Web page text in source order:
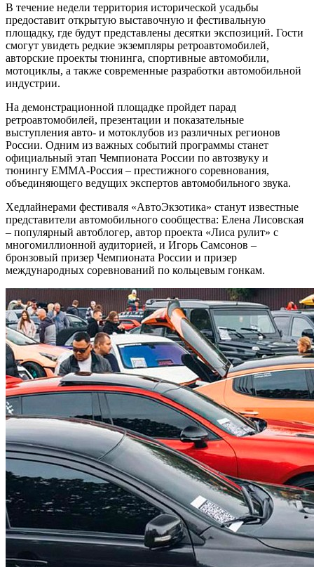
В течение недели территория исторической усадьбы
предоставит открытую выставочную и фестивальную
площадку, где будут представлены десятки экспозиций. Гости
смогут увидеть редкие экземпляры ретроавтомобилей,
авторские проекты тюнинга, спортивные автомобили,
мотоциклы, а также современные разработки автомобильной
индустрии.
На демонстрационной площадке пройдет парад
ретроавтомобилей, презентации и показательные
выступления авто- и мотоклубов из различных регионов
России. Одним из важных событий программы станет
официальный этап Чемпионата России по автозвуку и
тюнингу EMMA-Россия – престижного соревнования,
объединяющего ведущих экспертов автомобильного звука.
Хедлайнерами фестиваля «АвтоЭкзотика» станут известные
представители автомобильного сообщества: Елена Лисовская
– популярный автоблогер, автор проекта «Лиса рулит» с
многомиллионной аудиторией, и Игорь Самсонов –
бронзовый призер Чемпионата России и призер
международных соревнований по кольцевым гонкам.